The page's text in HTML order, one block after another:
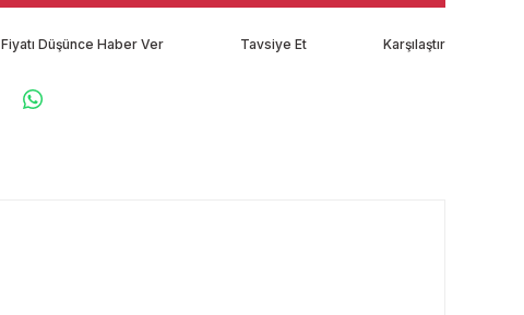
Fiyatı Düşünce Haber Ver Tavsiye Et Karşılaştır